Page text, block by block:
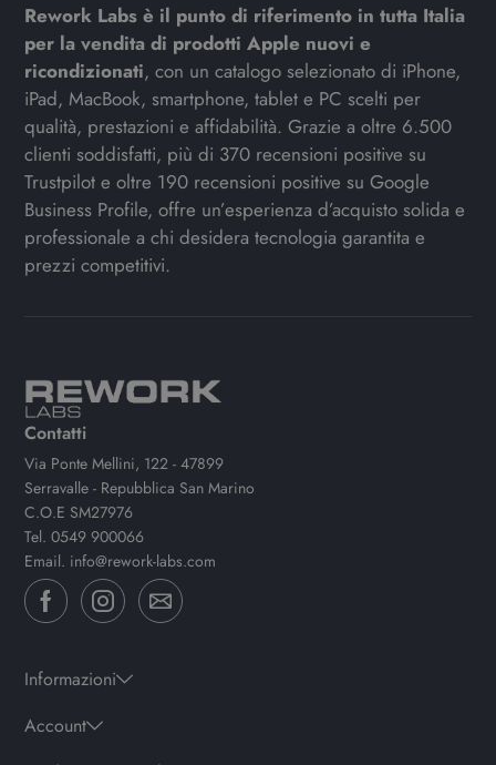
Rework Labs è il punto di riferimento in tutta Italia
per la vendita di prodotti Apple nuovi e
ricondizionati, con un catalogo selezionato di iPhone,
iPad, MacBook, smartphone, tablet e PC scelti per
qualità, prestazioni e affidabilità. Grazie a oltre 6.500
clienti soddisfatti, più di 370 recensioni positive su
Trustpilot e oltre 190 recensioni positive su Google
Business Profile, offre un’esperienza d’acquisto solida e
professionale a chi desidera tecnologia garantita e
prezzi competitivi.
Contatti
Via Ponte Mellini, 122 - 47899
Serravalle - Repubblica San Marino
C.O.E SM27976
Tel.0549 900066
Email. info@rework-labs.com
Informazioni
Account